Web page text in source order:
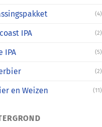
(4)
IPA (2)
IPA (5)
(2)
en Weizen (11)